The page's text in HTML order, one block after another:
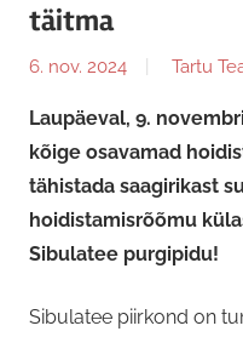
täitma
6. nov. 2024 Tartu
Laupäeval, 9.
kõige osavamad
tähistada saagirikast
hoidistamisrõõmu
Sibulatee purgipidu!
Sibulatee piirkond on